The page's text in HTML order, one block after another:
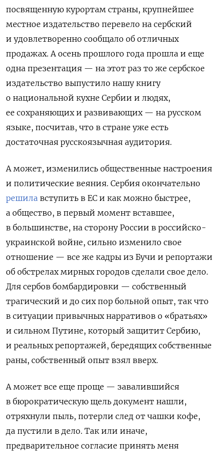
посвященную курортам страны, крупнейшее
местное издательство перевело на сербский
и удовлетворенно сообщало об отличных
продажах. А осень прошлого года прошла и еще
одна презентация — на этот раз то же сербское
издательство выпустило нашу книгу
о национальной кухне Сербии и людях,
ее сохраняющих и развивающих — на русском
языке, посчитав, что в стране уже есть
достаточная русскоязычная аудитория.
А может, изменились общественные настроения
и политические веяния. Сербия окончательно
решила вступить в ЕС и как можно быстрее,
а общество, в первый момент вставшее,
в большинстве, на сторону России в российско-
украинской войне, сильно изменило свое
отношение — все же кадры из Бучи и репортажи
об обстрелах мирных городов сделали свое дело.
Для сербов бомбардировки — собственный
трагический и до сих пор больной опыт, так что
в ситуации привычных нарративов о «братьях»
и сильном Путине, который защитит Сербию,
и реальных репортажей, бередящих собственные
раны, собственный опыт взял вверх.
А может все еще проще — завалившийся
в бюрократическую щель документ нашли,
отряхнули пыль, потерли след от чашки кофе,
да пустили в дело. Так или иначе,
предварительное согласие принять меня